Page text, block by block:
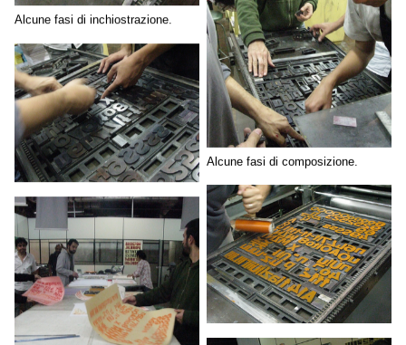
Alcune fasi di inchiostrazione.
Alcune fasi di composizione.